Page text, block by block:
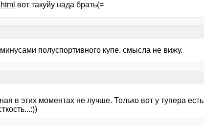
вот такуйу нада брать(=
полуспортивного купе. смысла не вижу.
в этих моментах не лучше. Только вот у тупера есть